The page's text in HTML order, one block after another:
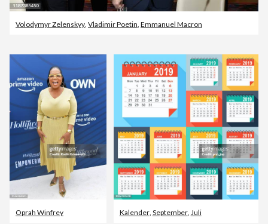
Volodymyr Zelenskyy, Vladimir Poetin, Emmanuel Macron
Oprah Winfrey Kalender, September, Juli